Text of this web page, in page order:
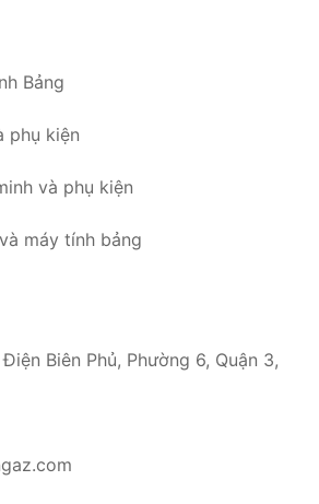
Bảng
phụ kiện
và phụ kiện
máy tính bảng
Điện Biên Phủ, Phường 6, Quận 3,